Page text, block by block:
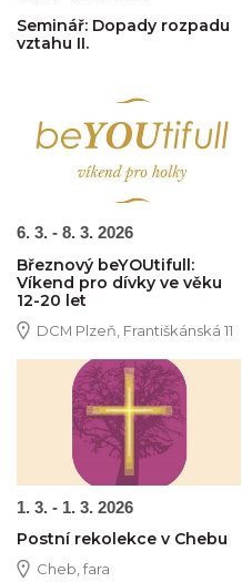
Seminář: Dopady rozpadu
vztahu II.
Obrázek novinky
6. 3. - 8. 3. 2026
Březnový beYOUtifull:
Víkend pro dívky ve věku
12-20 let
DCM Plzeň, Františkánská 11
Obrázek novinky
1. 3. - 1. 3. 2026
Postní rekolekce v Chebu
Cheb, fara